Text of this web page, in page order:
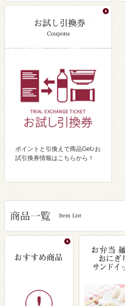
ポイントと引換えで商品Get♪お
試引換券情報はこちらから！